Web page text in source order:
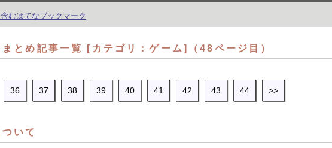
まとめ記事一覧 [カテゴリ：ゲーム]（48ページ目）
36 37 38 39 40 41 42 43 44 >>
いて